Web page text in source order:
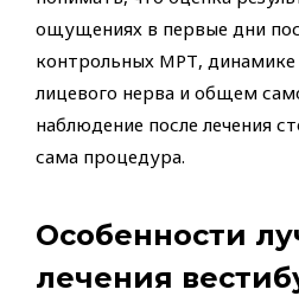
ощущениях в первые дни
контрольных МРТ, динамике
лицевого нерва и общем
наблюдение после лечения
сама процедура.
Особенности
лечения